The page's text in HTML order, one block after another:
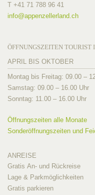
T +41 71 788 96 41
info@appenzellerland.ch
ÖFFNUNGSZEITEN TOURIST
APRIL BIS OKTOBER
Montag bis Freitag: 09.00 –
Samstag: 09.00 – 16.00 Uhr
Sonntag: 11.00 – 16.00 Uhr
Öffnungszeiten alle Monate
Sonderöffnungszeiten und
ANREISE
Gratis An- und Rückreise
Lage & Parkmöglichkeiten
Gratis parkieren